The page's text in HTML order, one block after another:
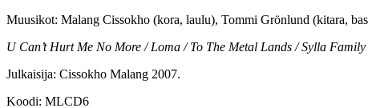
Muusikot: Malang Cissokho (kora, laulu), Tommi Grönlund (kitara,
U Can’t Hurt Me No More / Loma / To The Metal Lands / Sylla
Julkaisija: Cissokho Malang 2007.
Koodi: MLCD6